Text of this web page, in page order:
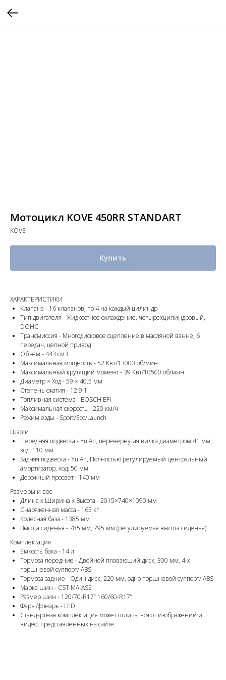
Мотоцикл KOVE 450RR STANDART
KOVE
Купить
ХАРАКТЕРИСТИКИ
Клапана - 16 клапанов, по 4 на каждый цилиндр
Тип двигателя - Жидкостное охлаждение, четырехцилиндровый,
DOHC
Трансмиссия - Многодисковое сцепление в масляной ванне, 6
передач, цепной привод
Объем - 443 см3
Максимальная мощность - 52 Квт/13000 об/мин
Максимальный крутящий момент - 39 Квт/10500 об/мин
Диаметр × Ход - 59 × 40.5 мм
Степень сжатия - 12.9:1
Топливная система - BOSCH EFI
Максимальная скорость - 220 км/ч
Режим езды - Sport/Eco/Launch
Шасси
Передняя подвеска - Yu An, перевернутая вилка диаметром 41 мм,
ход: 110 мм
Задняя подвеска - Yu An, Полностью регулируемый центральный
амортизатор, ход: 50 мм
Дорожный просвет - 140 мм
Размеры и вес
Длина х Ширина х Высота - 2015×740×1090 мм
Снаряженная масса - 165 кг
Колесная база - 1385 мм
Высота сиденья - 785 мм, 795 мм (регулируемая высота сиденья)
Комплектация
Емкость бака - 14 л
Тормоза передние - Двойной плавающий диск, 300 мм, 4-х
поршневой суппорт/ ABS
Тормоза задние - Один диск, 220 мм, одно поршневой суппорт/ ABS
Марка шин - CST MA-AS2
Размер шин - 120/70-R17’’ 160/60-R17’’
Фары/фонарь - LED
Стандартная комплектация может отличаться от изображений и
видео, представленных на сайте.